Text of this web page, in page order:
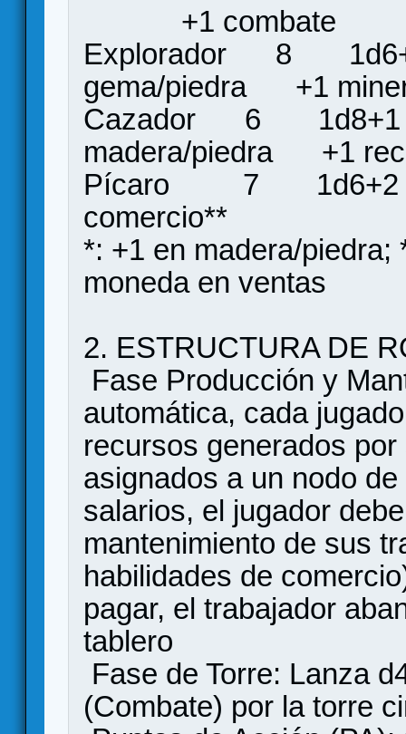
+1 combate
Explorador
gema/piedra +1
Cazador 6
madera/piedra +1
Pícaro 7
comercio**
*: +1 en madera/piedra;
moneda en ventas
2. ESTRUCTURA DE
Fase Producción y
automática, cada
recursos generados
asignados a un nodo
salarios, el jugador
mantenimiento de sus
habilidades de
pagar, el trabajador
tablero
Fase de Torre: Lanza
(Combate) por la torre